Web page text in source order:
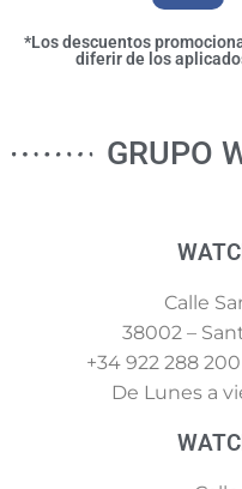
*Los descuentos
diferir de los
GRUPO
Calle
38002 –
+34 922 288
De Lunes a